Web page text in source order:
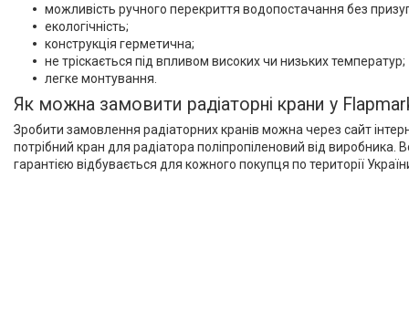
можливість ручного перекриття водопостачання без
екологічність;
конструкція герметична;
не тріскається під впливом високих чи низьких температур;
легке монтування.
Як можна замовити радіаторні крани у
Зробити замовлення радіаторних кранів можна через сайт
потрібний кран для радіатора поліпропіленовий від
гарантією відбувається для кожного покупця по території